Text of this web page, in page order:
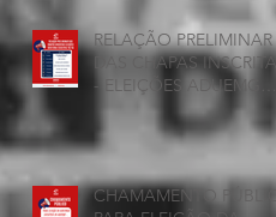
RELAÇÃO PRELIMINAR
DAS CHAPAS
- ELEIÇÕES ADUEMG
CHAMAMENTO